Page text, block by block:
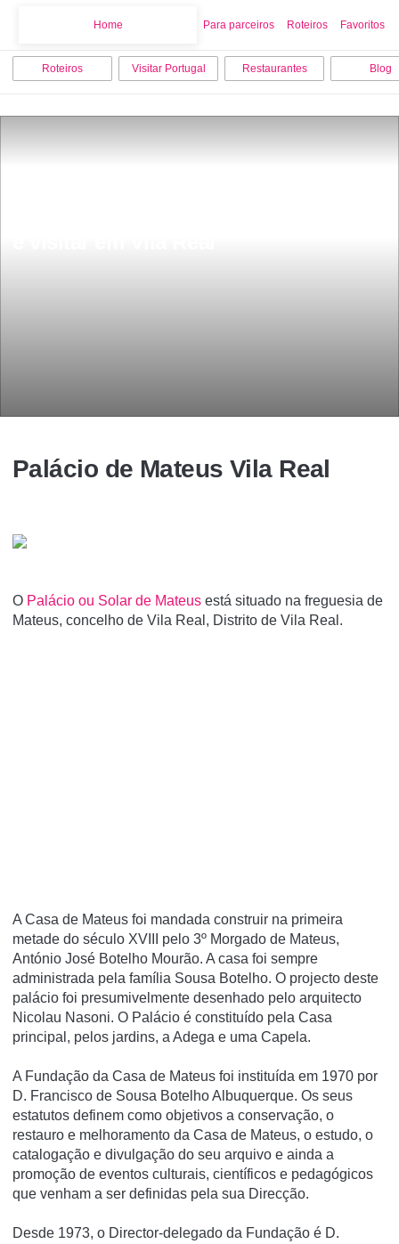
Home Para parceiros Roteiros Favoritos
Roteiros Visitar Portugal Restaurantes Blog
Palácio de Mateus Vila Real
O Palácio ou Solar de Mateus está situado na freguesia de
Mateus, concelho de Vila Real, Distrito de Vila Real.
A Casa de Mateus foi mandada construir na primeira
metade do século XVIII pelo 3º Morgado de Mateus,
António José Botelho Mourão. A casa foi sempre
administrada pela famí­lia Sousa Botelho. O projecto deste
palácio foi presumivelmente desenhado pelo arquitecto
Nicolau Nasoni. O Palácio é constituí­do pela Casa
principal, pelos jardins, a Adega e uma Capela.
A Fundação da Casa de Mateus foi instituída em 1970 por
D. Francisco de Sousa Botelho Albuquerque. Os seus
estatutos definem como objetivos a conservação, o
restauro e melhoramento da Casa de Mateus, o estudo, o
catalogação e divulgação do seu arquivo e ainda a
promoção de eventos culturais, científicos e pedagógicos
que venham a ser definidas pela sua Direcção.
Desde 1973, o Director-delegado da Fundação é D.